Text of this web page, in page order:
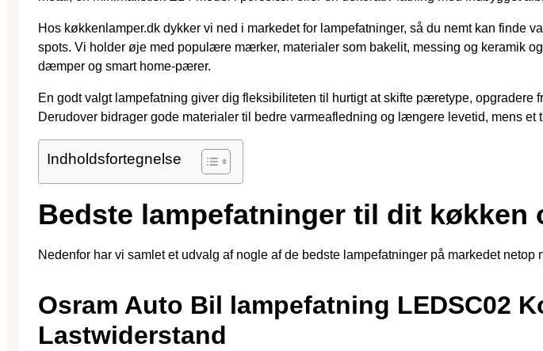
Hos køkkenlamper.dk dykker vi ned i markedet for lampefatninger, så du nemt kan finde
spots. Vi holder øje med populære mærker, materialer som bakelit, messing og keramik
dæmper og smart home-pærer.
En godt valgt lampefatning giver dig fleksibiliteten til hurtigt at skifte pæretype,
Derudover bidrager gode materialer til bedre varmeafledning og længere levetid, mens
Indholdsfortegnelse
Bedste lampefatninger til dit køkken
Nedenfor har vi samlet et udvalg af nogle af de bedste lampefatninger på markedet
Osram Auto Bil lampefatning LEDSC02
Lastwiderstand